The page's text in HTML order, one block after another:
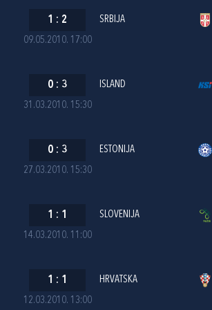
09.05.2010. 17:00
1 : 2 SRBIJA
31.03.2010. 15:30
0 : 3 ISLAND
27.03.2010. 15:30
0 : 3 ESTONIJA
14.03.2010. 11:00
1 : 1 SLOVENIJA
12.03.2010. 13:00
1 : 1 HRVATSKA